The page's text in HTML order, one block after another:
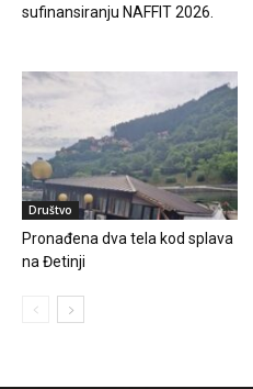
sufinansiranju NAFFIT 2026.
Društvo
Pronađena dva tela kod splava
na Đetinji